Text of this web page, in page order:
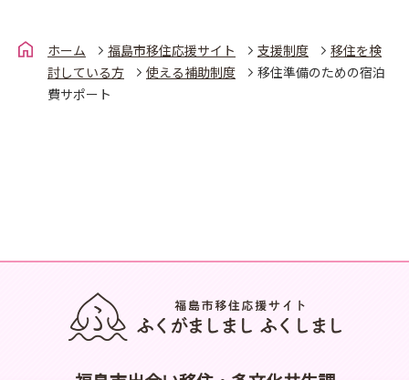
ホーム 福島市移住応援サイト 支援制度
移住を検
討している方
使える補助制度
移住準備のための宿泊
費サポート